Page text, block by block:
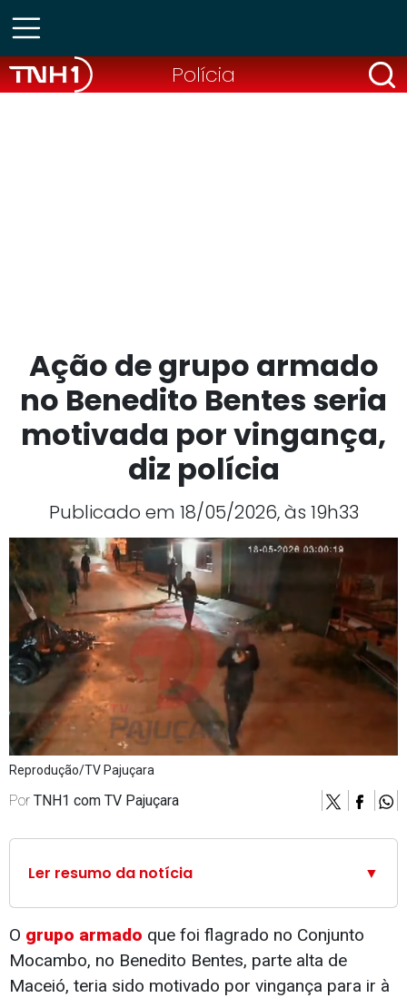
Polícia
Ação de grupo armado
no Benedito Bentes seria
motivada por vingança,
diz polícia
Publicado em 18/05/2026, às 19h33
Reprodução/TV Pajuçara
Por TNH1 com TV Pajuçara
Ler resumo da notícia ▼
O grupo armado que foi flagrado no Conjunto
Mocambo, no Benedito Bentes, parte alta de
Maceió, teria sido motivado por vingança para ir à